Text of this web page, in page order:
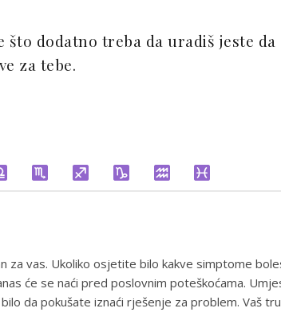
što dodatno treba da uradiš jeste da
za tebe.
za vas. Ukoliko osjetite bilo kakve simptome
će se naći pred poslovnim poteškoćama.
da pokušate iznaći rješenje za problem. Vaš